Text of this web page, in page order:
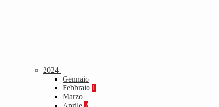
2024
Gennaio
Febbraio 1
Marzo